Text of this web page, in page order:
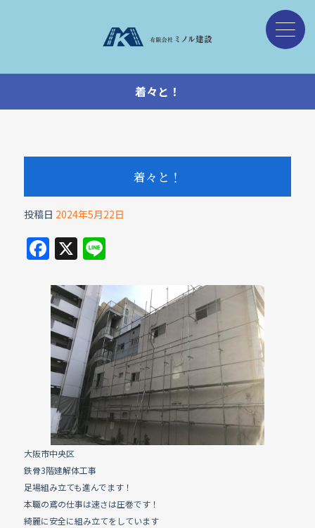
着々と！
着々と！
投稿日 2024年5月22日
F
a
c
e
b
o
o
k
X Li
e
大阪市中央区
鉄骨3階建解体工事
足場組み立ても進んでます！
本職の鳶の仕事は速さは圧巻です！
綺麗に安全に組み立てをしています